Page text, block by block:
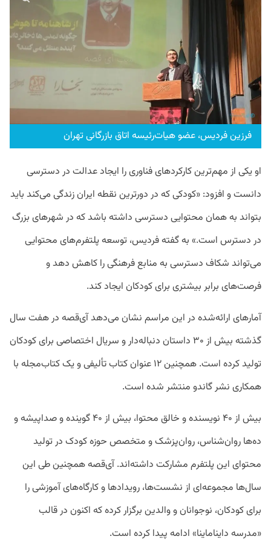
فرزین فردیس، عضو هیات‌رئیسه اتاق بازرگانی تهران
او یکی از مهم‌ترین کارکردهای فناوری را ایجاد عدالت در دسترسی
دانست و افزود: «کودکی که در دورترین نقطه ایران زندگی می‌کند باید
بتواند به همان محتوایی دسترسی داشته باشد که در شهرهای بزرگ
در دسترس است.» به گفته فردیس، توسعه پلتفرم‌های محتوایی
می‌تواند شکاف دسترسی به منابع فرهنگی را کاهش دهد و
فرصت‌های برابر بیشتری برای کودکان ایجاد کند.
آمارهای ارائه‌شده در این مراسم نشان می‌دهد آی‌قصه در هفت سال
گذشته بیش از ۳۰ داستان دنباله‌دار و سریال اختصاصی برای کودکان
تولید کرده است. همچنین ۱۲ عنوان کتاب تألیفی و یک کتاب‌مجله با
همکاری نشر گاندو منتشر شده است.
بیش از ۴۰ نویسنده و خالق محتوا، بیش از ۴۰ گوینده و صداپیشه و
ده‌ها روان‌شناس، روان‌پزشک و متخصص حوزه کودک در تولید
محتوای این پلتفرم مشارکت داشته‌اند. آی‌قصه همچنین طی این
سال‌ها مجموعه‌ای از نشست‌ها، رویدادها و کارگاه‌های آموزشی را
برای کودکان، نوجوانان و والدین برگزار کرده که اکنون در قالب
«مدرسه دایناماینا» ادامه پیدا کرده است.